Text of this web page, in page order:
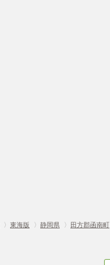
〉 東海版 〉 静岡県 〉 田方郡函南町